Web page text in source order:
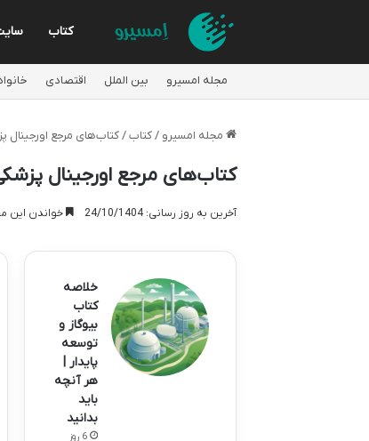
کتاب
مجله امسیرو بین الملل اقتصادی
مجله امسیرو / کتاب / کتاب‌های مرجع اورجینال
کتاب‌های مرجع اورجینال
آخرین به روز رسانی: 24/10/1404 خواندن این مطلب 14 دقیقه
خلاصه
کتاب
بیوگاز و
توسعه
پایدار |
هر آنچه
باید
بدانید
6 روز